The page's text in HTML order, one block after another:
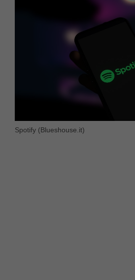
Spotify (Blueshouse.it)